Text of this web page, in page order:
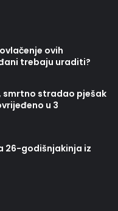
ovih
trebaju uraditi?
smrtno stradao pješak
u 3
26-godišnjakinja iz